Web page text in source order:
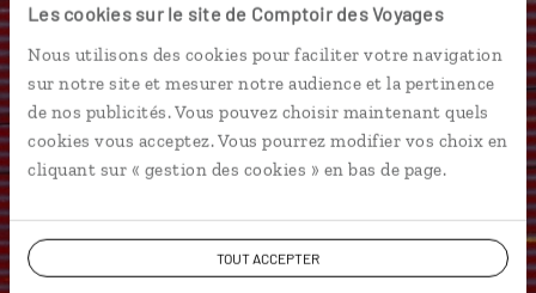
Les cookies sur le site de Comptoir des Voyages
Nous utilisons des cookies pour faciliter votre navigation
sur notre site et mesurer notre audience et la pertinence
de nos publicités. Vous pouvez choisir maintenant quels
cookies vous acceptez. Vous pourrez modifier vos choix en
cliquant sur « gestion des cookies » en bas de page.
TOUT ACCEPTER
Une envie de voyage
particulière ?
Amaicha del Valle Barrio Bellas Artes